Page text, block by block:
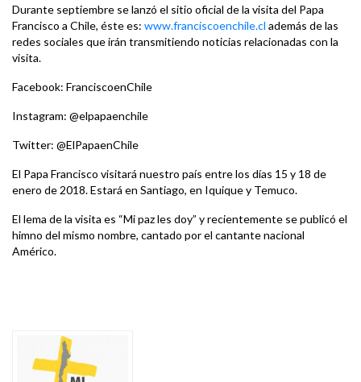
Durante septiembre se lanzó el sitio oficial de la visita del Papa
Francisco a Chile, éste es: www.franciscoenchile.cl además de las
redes sociales que irán transmitiendo noticias relacionadas con la
visita.
Facebook: FranciscoenChile
Instagram: @elpapaenchile
Twitter: @ElPapaenChile
El Papa Francisco visitará nuestro país entre los días 15 y 18 de
enero de 2018. Estará en Santiago, en Iquique y Temuco.
El lema de la visita es “Mi paz les doy” y recientemente se publicó el
himno del mismo nombre, cantado por el cantante nacional
Américo.